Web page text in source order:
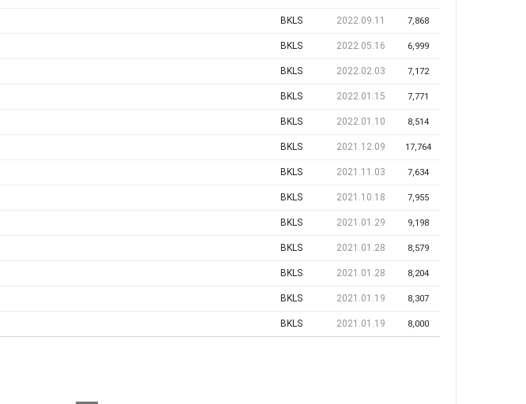
BKLS 2022.09.11 7,868
BKLS 2022.05.16 6,999
BKLS 2022.02.03 7,172
BKLS 2022.01.15 7,771
BKLS 2022.01.10 8,514
BKLS 2021.12.09 17,764
BKLS 2021.11.03 7,634
BKLS 2021.10.18 7,955
BKLS 2021.01.29 9,198
BKLS 2021.01.28 8,579
BKLS 2021.01.28 8,204
BKLS 2021.01.19 8,307
BKLS 2021.01.19 8,000